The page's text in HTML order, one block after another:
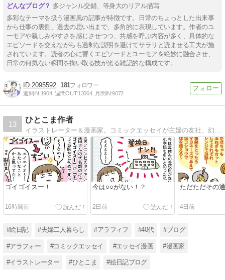
多ジャンル交錯、等身大のリアル描写
多彩なテーマを扱う漫画風の記事が特徴です。日常のちょっとした出来事
から仕事の裏側、過去の思い出まで、多角的に表現しています。作者のユ
ーモアや親しみやすさを感じさせつつ、共感を呼ぶ内容が多く、具体的な
エピソードを交えながらも過剰な説明を避けてサラリと読ませる工夫が施
されています。読者の心に響くエピソードとユーモアを絶妙に融合させ、
日常の何気ない瞬間を掬い取る技が光る雑記的な構成です。
2095592 181
週間IN:1904 週間OUT:13064 月間IN:9072
13
ひとこま作者
ゴイゴイスー！
16時間前
今は○○がない！？
2日前
ただただその
4日前
#絵日記 #夫婦二人暮らし #アラフィフ #40代 #ブログ
#アラフォー #コミックエッセイ #エッセイ漫画 #漫画家
#イラストレーター #ひとこま #絵日記ブログ